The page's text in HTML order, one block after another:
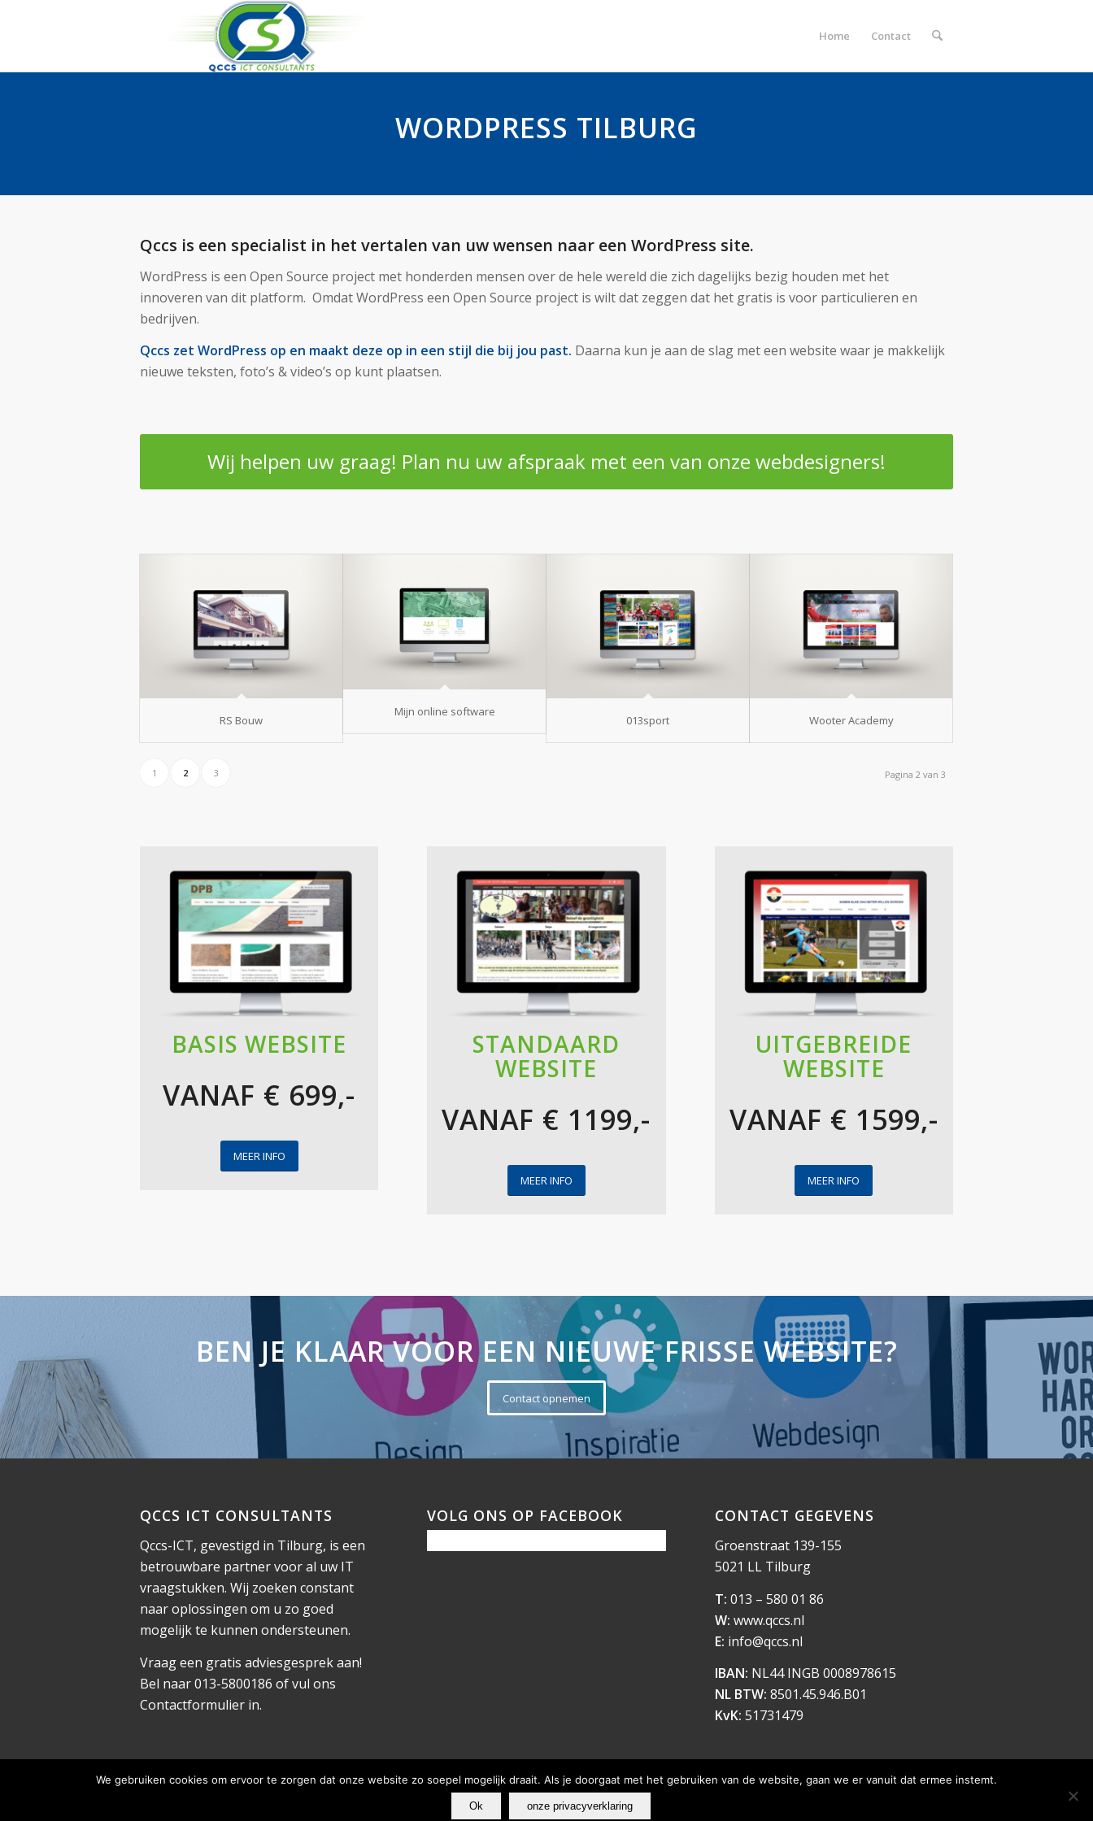
Home Contact
WORDPRESS TILBURG
Qccs is een specialist in het vertalen van uw wensen naar een WordPress site.
WordPress is een Open Source project met honderden mensen over de hele wereld die zich dagelijks bezig houden met het
innoveren van dit platform. Omdat WordPress een Open Source project is wilt dat zeggen dat het gratis is voor particulieren en
bedrijven.
Qccs zet WordPress op en maakt deze op in een stijl die bij jou past. Daarna kun je aan de slag met een website waar je makkelijk
nieuwe teksten, foto’s & video’s op kunt plaatsen.
Wij helpen uw graag! Plan nu uw afspraak met een van onze webdesigners!
RS Bouw
Mijn online software
013sport Wooter Academy
Pagina 2 van 3
1 2 3
BASIS WEBSITE
VANAF € 699,-
MEER INFO
STANDAARD
WEBSITE
VANAF € 1199,-
MEER INFO
UITGEBREIDE
WEBSITE
VANAF € 1599,-
MEER INFO
BEN JE KLAAR VOOR EEN NIEUWE FRISSE WEBSITE?
Contact opnemen
QCCS ICT CONSULTANTS
Qccs-ICT, gevestigd in Tilburg, is een
betrouwbare partner voor al uw IT
vraagstukken. Wij zoeken constant
naar oplossingen om u zo goed
mogelijk te kunnen ondersteunen.
Vraag een gratis adviesgesprek aan!
Bel naar 013-5800186 of vul ons
Contactformulier in.
VOLG ONS OP FACEBOOK CONTACT GEGEVENS
Groenstraat 139-155
5021 LL Tilburg
T: 013 – 580 01 86
W: www.qccs.nl
E: info@qccs.nl
IBAN: NL44 INGB 0008978615
NL BTW: 8501.45.946.B01
KvK: 51731479
We gebruiken cookies om ervoor te zorgen dat onze website zo soepel mogelijk draait. Als je doorgaat met het gebruiken van de website, gaan we er vanuit dat ermee instemt.
Ok onze privacyverklaring